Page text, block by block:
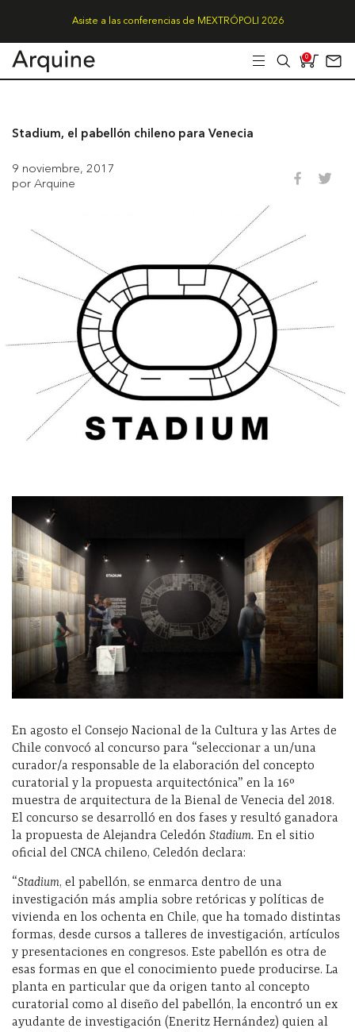
Asiste a las conferencias de MEXTRÓPOLI 2026
0
Stadium, el pabellón chileno para Venecia
9 noviembre, 2017
por Arquine
En agosto el Consejo Nacional de la Cultura y las Artes de
Chile convocó al concurso para “seleccionar a un/una
curador/a responsable de la elaboración del concepto
curatorial y la propuesta arquitectónica” en la 16º
muestra de arquitectura de la Bienal de Venecia del 2018.
El concurso se desarrolló en dos fases y resultó ganadora
la propuesta de Alejandra Celedón Stadium. En el sitio
oficial del CNCA chileno, Celedón declara:
“Stadium, el pabellón, se enmarca dentro de una
investigación más amplia sobre retóricas y políticas de
vivienda en los ochenta en Chile, que ha tomado distintas
formas, desde cursos a talleres de investigación, artículos
y presentaciones en congresos. Este pabellón es otra de
esas formas en que el conocimiento puede producirse. La
planta en particular que da origen tanto al concepto
curatorial como al diseño del pabellón, la encontró un ex
ayudante de investigación (Eneritz Hernández) quien al